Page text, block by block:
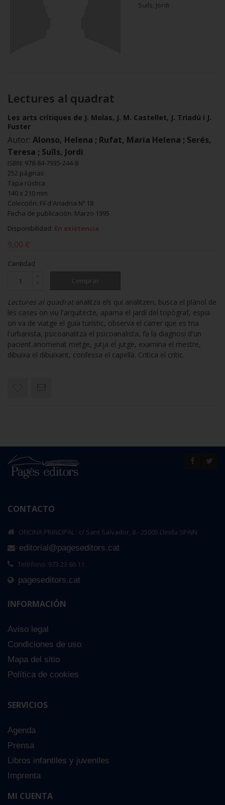
Suïls, Jordi
Lectures al quadrat
Les arts crítiques de J. Molas, J. M. Castellet, J. Triadú i J.
Fuster
Autor: Alonso, Helena ; Rufat, Maria Helena ; Serés,
Teresa ; Suïls, Jordi
ISBN: 978-84-7935-244-8
252 páginas
Tapa rústica
140 x 210 mm
Colección: Fil d'Ariadna Nº 18
Fecha de publicación: Marzo 1995
Disponibilidad: En existencia
9,00 €
Cantidad
Lectures al quadrat analitza els qui analitzen, busca el plànol de
les cases on viu l'arquitecte, apama el jardí del topògraf, espia
on va de viatge el guia turístic, observa el carrer que es tria
l'urbanista, psicoanalitza el psicoanalista, fa la diagnosi d'un
pacient anomenat metge, jutja el jutge, examina el mestre,
dibuixa el dibuixant, confessa el capellà. Critica el crític.
CONTACTO
OFICINA PRINCIPAL : c/ Sant Salvador, 8 - 25005 Lleida SPAIN
editorial@pageseditors.cat
Teléfono: 973 23 66 11
pageseditors.cat
INFORMACIÓN
Aviso legal
Condiciones de uso
Mapa del sitio
Política de cookies
SERVICIOS
Agenda
Prensa
Libros infantiles y juveniles
Imprenta
MI CUENTA